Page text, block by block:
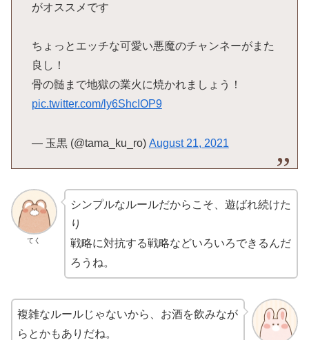
がオススメです
ちょっとエッチな可愛い悪魔のチャンネーがまた
良し！
骨の髄まで地獄の業火に焼かれましょう！
pic.twitter.com/ly6ShcIOP9
— 玉黒 (@tama_ku_ro) August 21, 2021
てく
シンプルなルールだからこそ、遊ばれ続けた
り
戦略に対抗する戦略などいろいろできるんだ
ろうね。
複雑なルールじゃないから、お酒を飲みなが
らとかもありだね。